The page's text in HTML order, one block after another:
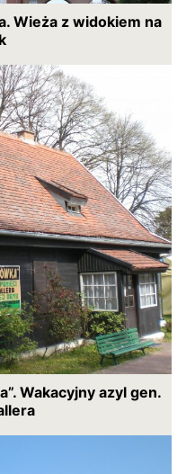
Wieża z widokiem na
Wakacyjny azyl gen.